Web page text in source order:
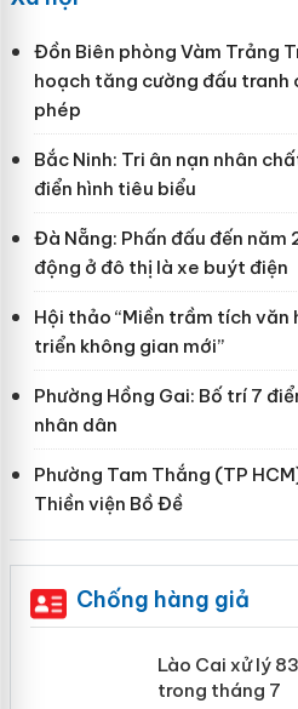
Đồn Biên phòng Vàm Trảng
hoạch tăng cường đấu tranh
phép
Bắc Ninh: Tri ân nạn nhân
điển hình tiêu biểu
Đà Nẵng: Phấn đấu đến năm
động ở đô thị là xe buýt điện
Hội thảo “Miền trầm tích
triển không gian mới”
Phường Hồng Gai: Bố trí 7
nhân dân
Phường Tam Thắng (TP
Thiền viện Bồ Đề
Chống hàng giả
Lào Cai xử lý
mại trong